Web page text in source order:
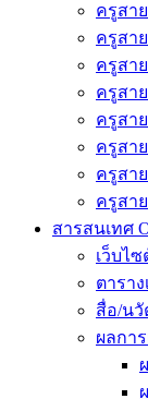
ครูสา
ครูสา
ครูสา
ครูสา
ครูสา
ครูสา
ครูสา
ครูสา
สารสนเทศ
เว็บไ
ตารา
สื่อ/น
ผลกา